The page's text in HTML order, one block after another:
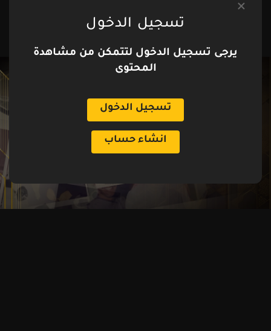
تسجيل الدخول
يرجى تسجيل الدخول لتتمكن من مشاهدة
المحتوى
تسجيل الدخول
انشاء حساب